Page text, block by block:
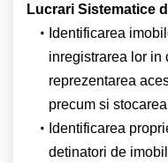
Lucrari Sistematice
Identificarea
inregistrarea lor in
reprezentarea
precum si
Identificarea
detinatori de